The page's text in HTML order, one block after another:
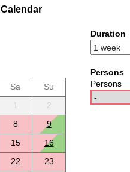
Calendar
Sa
Su
1
2
8
9
15
16
22
23
Duration
Persons
Persons